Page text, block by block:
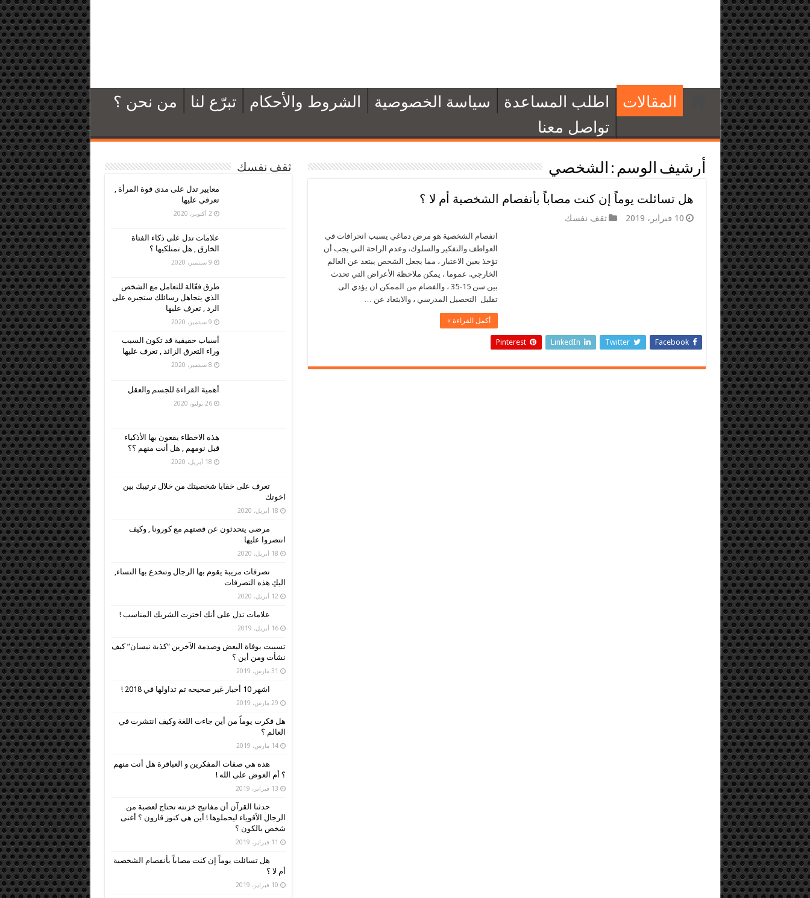
المقالات اطلب المساعدة سياسة الخصوصية الشروط والأحكام تبرّع لنا
من نحن ؟
تواصل معنا
أرشيف الوسم : الشخصي
هل تسائلت يوماً إن كنت مصاباً بأنفصام الشخصية أم لا ؟
10 فبراير، 2019 ثقف نفسك
انفصام الشخصية هو مرض دماغي يسبب انحرافات في
العواطف والتفكير والسلوك، وعدم الراحة التي يجب أن
تؤخذ بعين الاعتبار ، مما يجعل الشخص يبتعد عن العالم
الخارجي. عموما ، يمكن ملاحظة الأعراض التي تحدث
بين سن 15-35 ، والفصام من الممكن ان يؤدي الى
تقليل التحصيل المدرسي ، والابتعاد عن …
أكمل القراءة »
Facebook
Twitter
LinkedIn
Pinterest
ثقف نفسك
معايير تدل على مدى قوة المرأة ,
تعرفي عليها
2 أكتوبر، 2020
علامات تدل على ذكاء الفتاة
الخارق , هل تمتلكيها ؟
9 سبتمبر، 2020
طرق فعّالة للتعامل مع الشخص
الذي يتجاهل رسائلك ستجبره على
الرد , تعرف عليها
9 سبتمبر، 2020
أسباب حقيقية قد تكون السبب
وراء التعرق الزائد , تعرف عليها
8 سبتمبر، 2020
أهمية القراءة للجسم والعقل
26 يوليو، 2020
هذه الاخطاء يقعون بها الأذكياء
قبل نومهم , هل أنت منهم ؟؟
18 أبريل، 2020
تعرف على خفايا شخصيتك من خلال ترتيبك بين
اخوتك
18 أبريل، 2020
مرضى يتحدثون عن قصتهم مع كورونا , وكيف
انتصروا عليها
18 أبريل، 2020
تصرفات مريبة يقوم بها الرجال وتنخدع بها النساء,
اليكِ هذه التصرفات
12 أبريل، 2020
علامات تدل على أنك اخترت الشريك المناسب !
16 أبريل، 2019
تسببت بوفاة البعض وصدمة الآخرين “كذبة نيسان” كيف
نشأت ومن أين ؟
31 مارس، 2019
اشهر 10 أخبار غير صحيحه تم تداولها في 2018 !
29 مارس، 2019
هل فكرت يوماً من أين جاءت اللغة وكيف انتشرت في
العالم ؟
14 مارس، 2019
هذه هي صفات المفكرين و العباقرة هل أنت منهم
؟ أم العوض على الله !
13 فبراير، 2019
حدثنا القرآن أن مفاتيح خزنته تحتاج لعصبة من
الرجال الأقوياء ليحملوها ! أين هي كنوز قارون ؟ أغنى
شخص بالكون ؟
11 فبراير، 2019
هل تسائلت يوماً إن كنت مصاباً بأنفصام الشخصية
أم لا ؟
10 فبراير، 2019